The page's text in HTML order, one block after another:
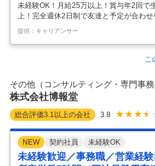
未経験OK！月給25万以上！賞与年2回で
上！完全週休2日制で友達と予定が合わ
迎・学歴不問！女性も活躍中！フリータ
める人材＞ 研修体制が整っているため、
とつでも当てはまればまずは応募してみ
で働きたい> ・正社員として長く安心し
にしたい <活かせる経験やスキル> ・多
験 ・スケジュール通りに段取りを組む仕
提供：キャリアンサー
こ
その他（コンサルティング・専門事
株式会社博報堂
総合評価3.1 以上の会社 3.8
NEW 契約社員 未経験OK
未経験歓迎／事務職／営業経